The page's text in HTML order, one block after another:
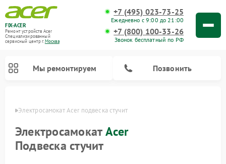
FIX-ACER
Ремонт устройств Acer
Специализированный
cервисный центр г.Москва
+7 (495) 023-73-25
Ежедневно с 9:00 до 21:00
+7 (800) 100-33-26
Звонок бесплатный по РФ
Мы ремонтируем Позвонить
Электросамокат Acer подвеска стучит
ЭлектросамокатAcer
Подвеска стучит